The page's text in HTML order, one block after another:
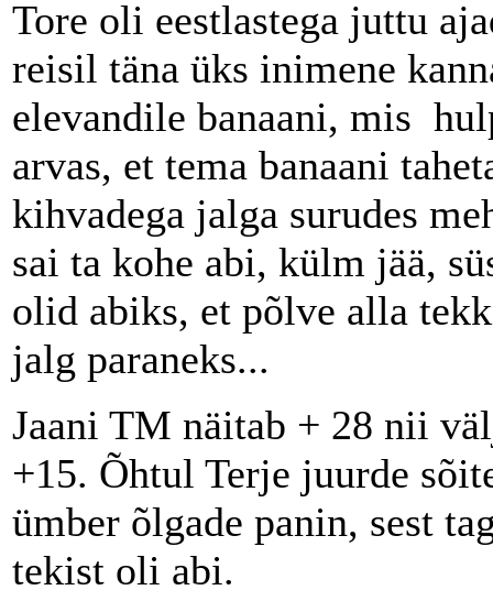
Tore oli eestlastega juttu
reisil täna üks inimene
elevandile banaani, mis
arvas, et tema banaani
kihvadega jalga surudes
sai ta kohe abi, külm jää,
olid abiks, et põlve alla
jalg paraneks...
Jaani TM näitab + 28 nii
+15. Õhtul Terje juurde
ümber õlgade panin, sest
tekist oli abi.